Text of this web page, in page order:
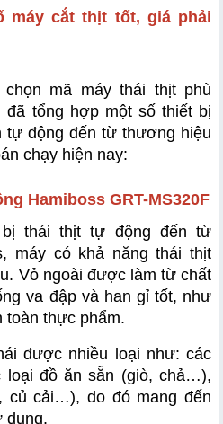
máy cắt thịt tốt, giá phải
mã máy thái thịt phù
đã tổng hợp một số thiết bị
tự động đến từ thương hiệu
chạy hiện nay:
Hamiboss GRT-MS320F
bị thái thịt tự động đến từ
máy có khả năng thái thịt
Vỏ ngoài được làm từ chất
va đập và han gỉ tốt, như
toàn thực phẩm.
được nhiều loại như: các
loại đồ ăn sẵn (giò, chả…),
củ cải…), do đó mang đến
dụng.